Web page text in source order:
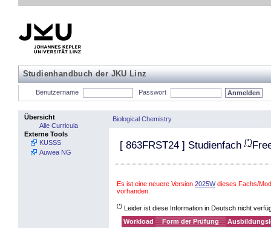
Studienhandbuch der JKU Linz
Benutzername Passwort
Übersicht
Alle Curricula
Externe Tools
KUSSS
Auwea NG
Biological Chemistry
[ 863FRST24 ] Studienfach (*)
Es ist eine neuere Version 2025Wdieses Fachs/
vorhanden.
(*) Leider ist diese Information in Deutsch nicht
Workload
Form der Prüfung